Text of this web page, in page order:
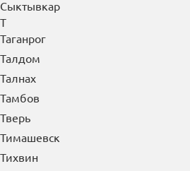
Сыктывкар
Т
Таганрог
Талдом
Талнах
Тамбов
Тверь
Тимашевск
Тихвин